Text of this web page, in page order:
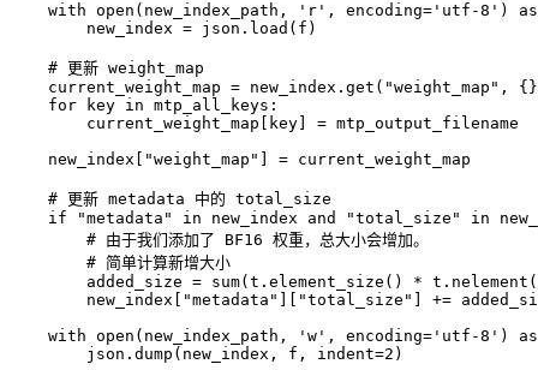
with open(new_index_path, 'r', encoding='utf-8')
        new_index = json.load(f)
    # 更新 weight_map
current_weight_map = new_index.get("weight_map",
    for key in mtp_all_keys:
        current_weight_map[key] = mtp_output_filename
    new_index["weight_map"] = current_weight_map
    # 更新 metadata 中的 total_size
if "metadata" in new_index and "total_size" in
        # 由于我们添加了 BF16 权重，总大小会增加。
        # 简单计算新增大小
added_size = sum(t.element_size() *
new_index["metadata"]["total_size"] +=
with open(new_index_path, 'w', encoding='utf-8')
        json.dump(new_index, f, indent=2)